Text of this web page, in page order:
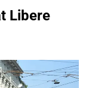
Libere